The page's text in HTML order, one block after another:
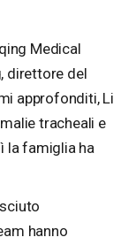
Medical
direttore del
approfonditi, Li
tracheali e
la famiglia ha
hanno